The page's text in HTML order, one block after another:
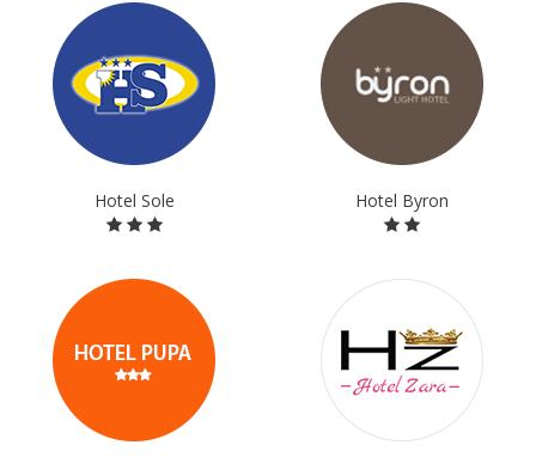
Hotel Sole Hotel Byron